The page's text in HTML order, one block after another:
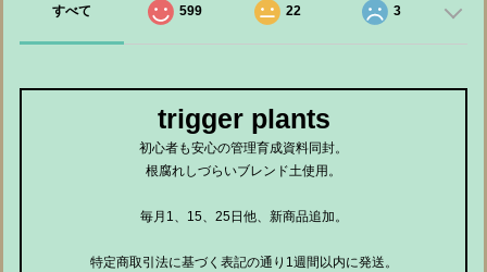
すべて 599 22 3
trigger plants
初心者も安心の管理育成資料同封。
根腐れしづらいブレンド土使用。
毎月1、15、25日他、新商品追加。
特定商取引法に基づく表記の通り1週間以内に発送。